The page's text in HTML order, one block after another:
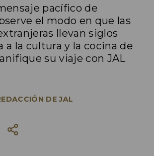
pacífico de
el modo en que las
llevan siglos
a la cultura y la cocina de
su viaje con JAL
DE JAL